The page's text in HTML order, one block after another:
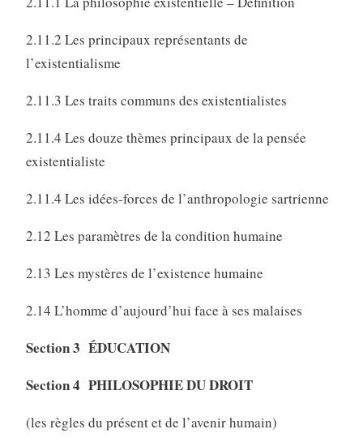
2.11.2 Les principaux représentants de
l’existentialisme
2.11.3 Les traits communs des existentialistes
2.11.4 Les douze thèmes principaux de la pensée
existentialiste
2.11.4 Les idées-forces de l’anthropologie sartrienne
2.12 Les paramètres de la condition humaine
2.13 Les mystères de l’existence humaine
2.14 L’homme d’aujourd’hui face à ses malaises
Section 3 ÉDUCATION
Section 4 PHILOSOPHIE DU DROIT
(les règles du présent et de l’avenir humain)